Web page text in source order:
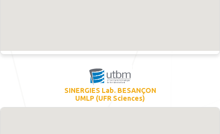
SINERGIES Lab. BESANÇON
UMLP (UFR Sciences)